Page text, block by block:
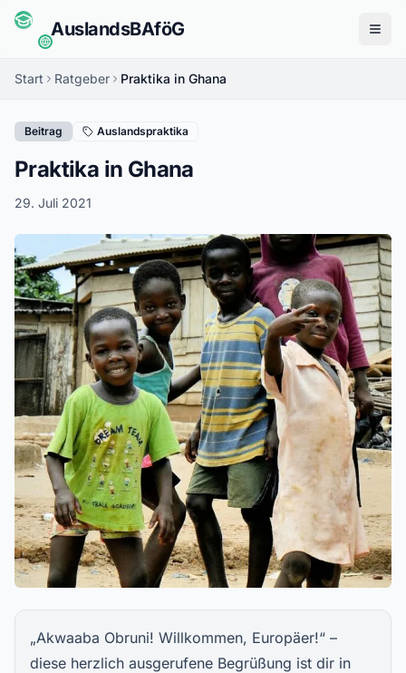
AuslandsBAföG
Start Ratgeber Praktika in Ghana
Beitrag Auslandspraktika
Praktika in Ghana
29. Juli 2021
„Akwaaba Obruni! Willkommen, Europäer!“ –
diese herzlich ausgerufene Begrüßung ist dir in